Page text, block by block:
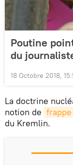
Poutine
du
18 Octobre 2018,
La doctrine
notion de
du Kremlin.